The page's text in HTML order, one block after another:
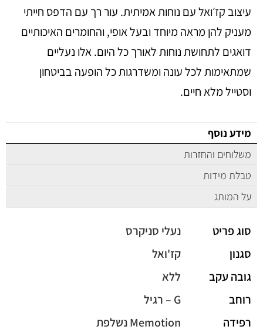
עיצוב קז׳ואל עם נוחות אמיתית. עור רך עם הדפס חייתי
מעניק להן מראה מיוחד ובעל אופי, והחומרים האיכותיים
דואגים לתחושת נוחות לאורך כל היום. אלו נעליים
שמתאימות לכל עונה ומשדרגות כל הופעה בביטחון
וסטייל מלא חיים.
מידע נוסף
משלוחים והחזרות
טבלת מידות
על המותג
סוג פריט
נעלי סניקרס
סגנון
קז'ואל
גובה עקב
ללא
רוחב
G – רגיל
רפידה
Memotion נשלפת